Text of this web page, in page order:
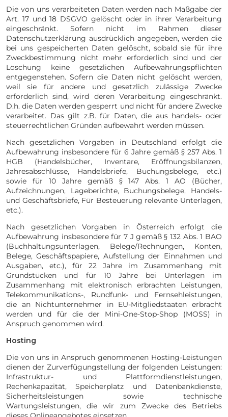
Die von uns verarbeiteten Daten werden nach Maßgabe der
Art. 17 und 18 DSGVO gelöscht oder in ihrer Verarbeitung
eingeschränkt. Sofern nicht im Rahmen dieser
Datenschutzerklärung ausdrücklich angegeben, werden die
bei uns gespeicherten Daten gelöscht, sobald sie für ihre
Zweckbestimmung nicht mehr erforderlich sind und der
Löschung keine gesetzlichen Aufbewahrungspflichten
entgegenstehen. Sofern die Daten nicht gelöscht werden,
weil sie für andere und gesetzlich zulässige Zwecke
erforderlich sind, wird deren Verarbeitung eingeschränkt.
D.h. die Daten werden gesperrt und nicht für andere Zwecke
verarbeitet. Das gilt z.B. für Daten, die aus handels- oder
steuerrechtlichen Gründen aufbewahrt werden müssen.
Nach gesetzlichen Vorgaben in Deutschland erfolgt die
Aufbewahrung insbesondere für 6 Jahre gemäß § 257 Abs. 1
HGB (Handelsbücher, Inventare, Eröffnungsbilanzen,
Jahresabschlüsse, Handelsbriefe, Buchungsbelege, etc.)
sowie für 10 Jahre gemäß § 147 Abs. 1 AO (Bücher,
Aufzeichnungen, Lageberichte, Buchungsbelege, Handels-
und Geschäftsbriefe, Für Besteuerung relevante Unterlagen,
etc.).
Nach gesetzlichen Vorgaben in Österreich erfolgt die
Aufbewahrung insbesondere für 7 J gemäß § 132 Abs. 1 BAO
(Buchhaltungsunterlagen, Belege/Rechnungen, Konten,
Belege, Geschäftspapiere, Aufstellung der Einnahmen und
Ausgaben, etc.), für 22 Jahre im Zusammenhang mit
Grundstücken und für 10 Jahre bei Unterlagen im
Zusammenhang mit elektronisch erbrachten Leistungen,
Telekommunikations-, Rundfunk- und Fernsehleistungen,
die an Nichtunternehmer in EU-Mitgliedstaaten erbracht
werden und für die der Mini-One-Stop-Shop (MOSS) in
Anspruch genommen wird.
Hosting
Die von uns in Anspruch genommenen Hosting-Leistungen
dienen der Zurverfügungstellung der folgenden Leistungen:
Infrastruktur- und Plattformdienstleistungen,
Rechenkapazität, Speicherplatz und Datenbankdienste,
Sicherheitsleistungen sowie technische
Wartungsleistungen, die wir zum Zwecke des Betriebs